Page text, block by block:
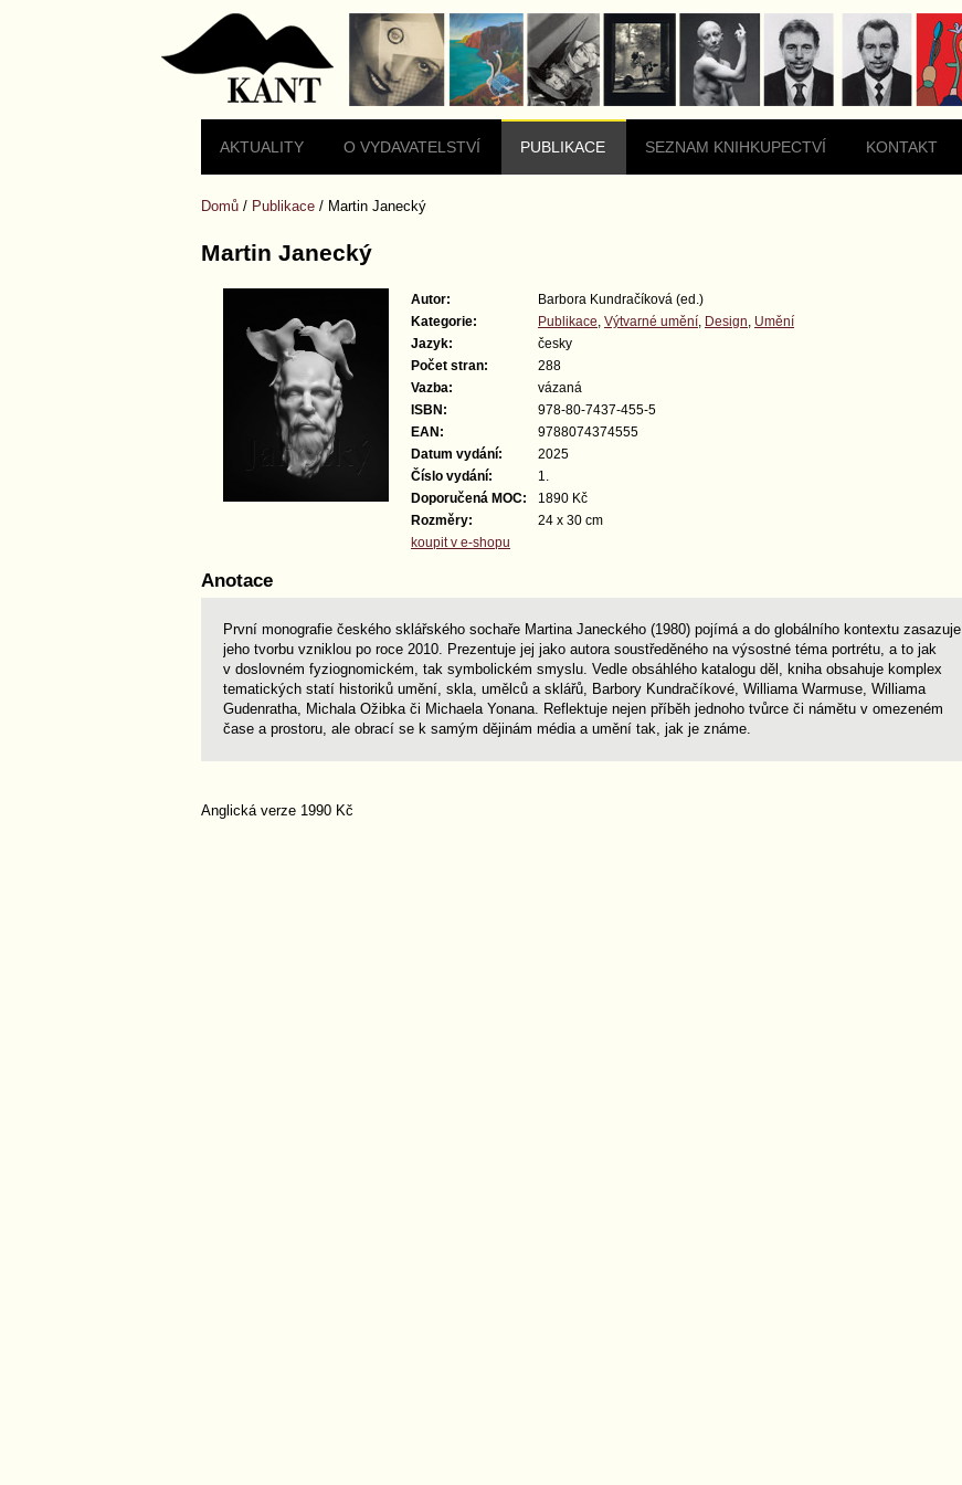
domů
Mapa
stránek
AKTUALITY O VYDAVATELSTVÍ PUBLIKACE SEZNAM KNIHKUPECTVÍ KONTAKT
Domů / Publikace / Martin Janecký
Martin Janecký
Autor:
Barbora Kundračíková (ed.)
Kategorie:
Publikace, Výtvarné umění, Design, Umění
Jazyk:
česky
Počet stran:
288
Vazba:
vázaná
ISBN:
978-80-7437-455-5
EAN:
9788074374555
Datum vydání:
2025
Číslo vydání:
1.
Doporučená MOC:
1890 Kč
Rozměry:
24 x 30 cm
koupit v e-shopu
Anotace
První monografie českého sklářského sochaře Martina Janeckého (1980) pojímá a do globálního kontextu zasazuje
jeho tvorbu vzniklou po roce 2010. Prezentuje jej jako autora soustředěného na výsostné téma portrétu, a to jak
v doslovném fyziognomickém, tak symbolickém smyslu. Vedle obsáhlého katalogu děl, kniha obsahuje komplex
tematických statí historiků umění, skla, umělců a sklářů, Barbory Kundračíkové, Williama Warmuse, Williama
Gudenratha, Michala Ožibka či Michaela Yonana. Reflektuje nejen příběh jednoho tvůrce či námětu v omezeném
čase a prostoru, ale obrací se k samým dějinám média a umění tak, jak je známe.
Anglická verze 1990 Kč